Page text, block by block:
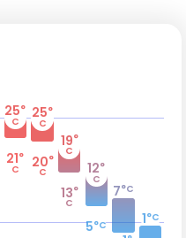
25°
C
21°
C
25°
C
20°
C
19°
C
13°
C
12°
C
5°C
7°C
1°C